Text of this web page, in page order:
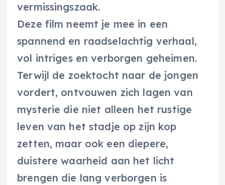
vermissingszaak.
Deze film neemt je mee in een
spannend en raadselachtig verhaal,
vol intriges en verborgen geheimen.
Terwijl de zoektocht naar de jongen
vordert, ontvouwen zich lagen van
mysterie die niet alleen het rustige
leven van het stadje op zijn kop
zetten, maar ook een diepere,
duistere waarheid aan het licht
brengen die lang verborgen is